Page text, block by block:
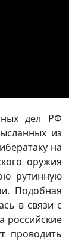
дел РФ
из
на
оружия
рутинную
Подобная
в связи с
российские
проводить